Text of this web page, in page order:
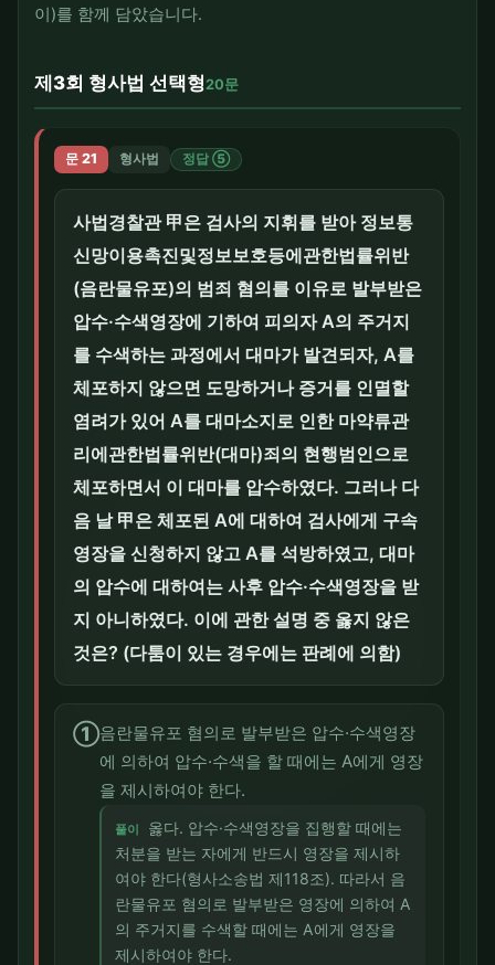
이)를 함께 담았습니다.
제3회 형사법 선택형20문
문 21 형사법 정답 ⑤
사법경찰관 甲은 검사의 지휘를 받아 정보통
신망이용촉진및정보보호등에관한법률위반
(음란물유포)의 범죄 혐의를 이유로 발부받은
압수·수색영장에 기하여 피의자 A의 주거지
를 수색하는 과정에서 대마가 발견되자, A를
체포하지 않으면 도망하거나 증거를 인멸할
염려가 있어 A를 대마소지로 인한 마약류관
리에관한법률위반(대마)죄의 현행범인으로
체포하면서 이 대마를 압수하였다. 그러나 다
음 날 甲은 체포된 A에 대하여 검사에게 구속
영장을 신청하지 않고 A를 석방하였고, 대마
의 압수에 대하여는 사후 압수·수색영장을 받
지 아니하였다. 이에 관한 설명 중 옳지 않은
것은? (다툼이 있는 경우에는 판례에 의함)
①음란물유포 혐의로 발부받은 압수·수색영장
에 의하여 압수·수색을 할 때에는 A에게 영장
을 제시하여야 한다.
풀이
옳다. 압수·수색영장을 집행할 때에는
처분을 받는 자에게 반드시 영장을 제시하
여야 한다(형사소송법 제118조). 따라서 음
란물유포 혐의로 발부받은 영장에 의하여 A
의 주거지를 수색할 때에는 A에게 영장을
제시하여야 한다.